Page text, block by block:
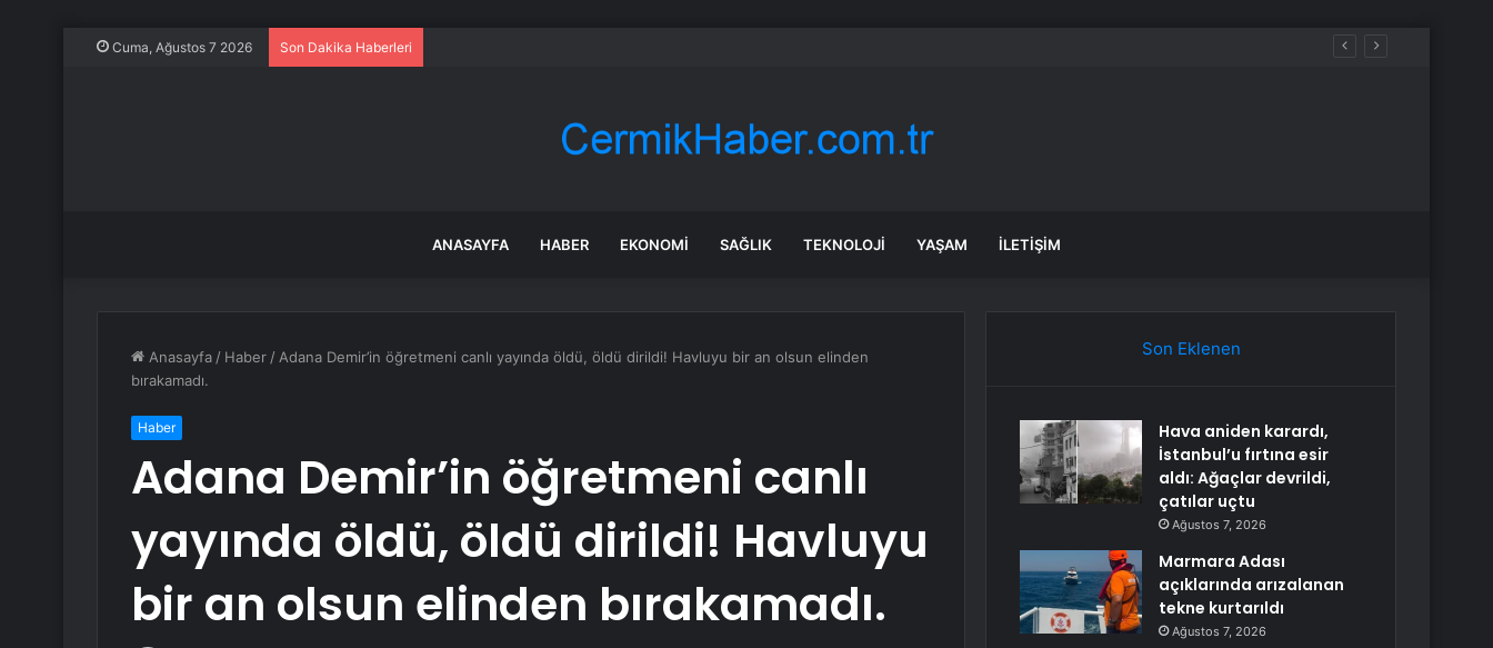
Cuma, Ağustos 7 2026 Son Dakika Haberleri
ANASAYFA HABER EKONOMI SAĞLIK TEKNOLOJI YAŞAM İLETIŞIM
Anasayfa / Haber / Adana Demir’in öğretmeni canlı yayında öldü, öldü dirildi! Havluyu bir an olsun elinden
bırakamadı.
Haber
Adana Demir’in öğretmeni canlı
yayında öldü, öldü dirildi! Havluyu
bir an olsun elinden bırakamadı.
Son Eklenen
Hava aniden karardı,
İstanbul’u fırtına esir
aldı: Ağaçlar devrildi,
çatılar uçtu
Ağustos 7, 2026
Marmara Adası
açıklarında arızalanan
tekne kurtarıldı
Ağustos 7, 2026